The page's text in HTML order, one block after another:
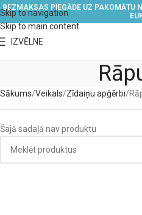
Skip to navigation
Skip to main content
BEZMAKSAS PIEGĀDE UZ PAKOMĀTU
IZVĒLNE
Sākums Veikals Zīdaiņu apģērbi
Šajā sadaļā nav produktu